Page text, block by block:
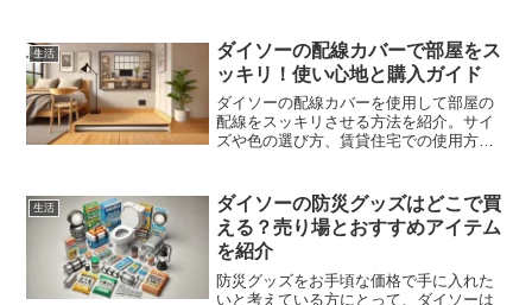
のカスタマイズアイデアも満載です。家
族みんなで使える100均アイテムで、日常
生活をさらに快適に！
生活
ダイソーの配線カバーで部屋をス
ッキリ！使い心地と購入ガイド
ダイソーの配線カバーを使用して部屋の
配線をスッキリさせる方法を紹介。サイ
ズや色の選び方、賃貸住宅での使用方
生活
ダイソーの防災グッズはどこで買
える？売り場とおすすめアイテム
を紹介
防災グッズをお手頃な価格で手に入れた
いと考えている方にとって、ダイソーは